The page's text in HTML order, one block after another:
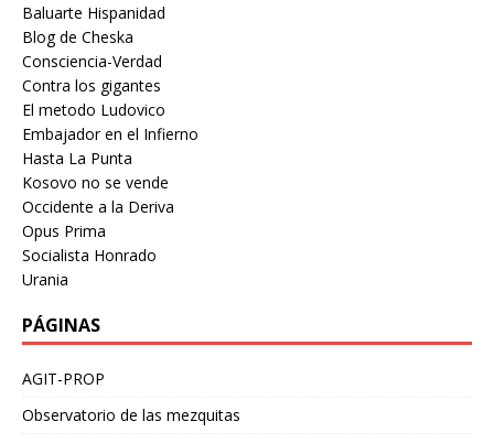
Baluarte Hispanidad
Blog de Cheska
Consciencia-Verdad
Contra los gigantes
El metodo Ludovico
Embajador en el Infierno
Hasta La Punta
Kosovo no se vende
Occidente a la Deriva
Opus Prima
Socialista Honrado
Urania
PÁGINAS
AGIT-PROP
Observatorio de las mezquitas